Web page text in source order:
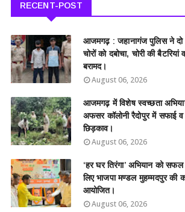
RECENT-POST
आजमगढ़ : जहानागंज पुलिस ने दो
चोरों को दबोचा, चोरी की
बरामद।
August 06, 2026
आजमगढ़ में विशेष स्वच्छता
अफसर कॉलोनी रैदोपुर में सफाई व
छिड़काव।
August 06, 2026
‘हर घर तिरंगा’ अभियान को
लिए भाजपा मण्डल मुहम्मदपुर की
आयोजित।
August 06, 2026